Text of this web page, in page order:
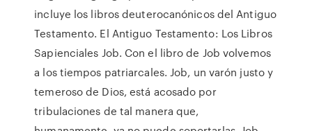
incluye los libros deuterocanónicos del Antiguo
Testamento. El Antiguo Testamento: Los Libros
Sapienciales Job. Con el libro de Job volvemos
a los tiempos patriarcales. Job, un varón justo y
temeroso de Dios, está acosado por
tribulaciones de tal manera que,